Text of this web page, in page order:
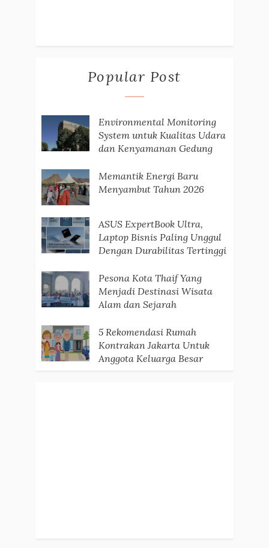
Popular Post
Environmental Monitoring
System untuk Kualitas Udara
dan Kenyamanan Gedung
Memantik Energi Baru
Menyambut Tahun 2026
ASUS ExpertBook Ultra,
Laptop Bisnis Paling Unggul
Dengan Durabilitas Tertinggi
Pesona Kota Thaif Yang
Menjadi Destinasi Wisata
Alam dan Sejarah
5 Rekomendasi Rumah
Kontrakan Jakarta Untuk
Anggota Keluarga Besar